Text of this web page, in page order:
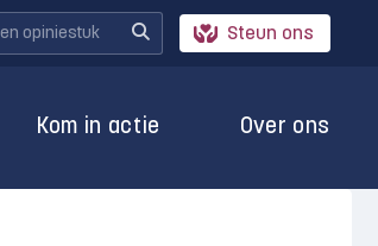
Steun ons
Kom in actie Over ons